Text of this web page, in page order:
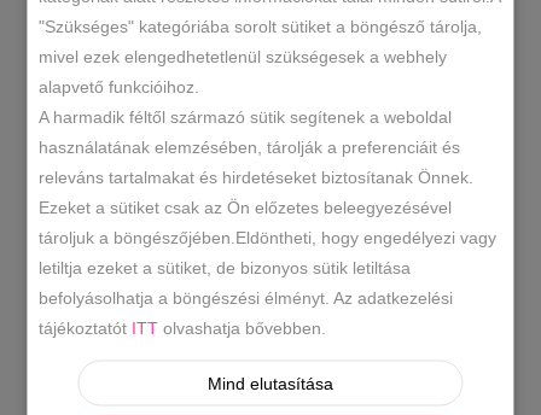
bokazokni
mennyiség
KATEGÓRIÁK Kiegészítők,Zokni
CÍMKÉK
LEÍRÁS
TOVÁBBI INFORMÁCIÓK
Női pamut bokazokni,orrvarrás nélküli.
Anyaga:
85%pamut, 10% poliamid, 5 % elastan
"Szükséges" kategóriába sorolt sütiket a böngésző tárolja,
mivel ezek elengedhetetlenül szükségesek a webhely
alapvető funkcióihoz.
A harmadik féltől származó sütik segítenek a weboldal
használatának elemzésében, tárolják a preferenciáit és
releváns tartalmakat és hirdetéseket biztosítanak Önnek.
Ezeket a sütiket csak az Ön előzetes beleegyezésével
tároljuk a böngészőjében.Eldöntheti, hogy engedélyezi vagy
letiltja ezeket a sütiket, de bizonyos sütik letiltása
befolyásolhatja a böngészési élményt. Az adatkezelési
tájékoztatót ITT olvashatja bővebben.
Mind elutasítása